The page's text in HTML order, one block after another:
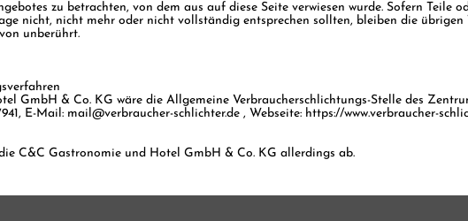
zu betrachten, von dem aus auf diese Seite verwiesen wurde. Sofern Teile
nicht, nicht mehr oder nicht vollständig entsprechen sollten, bleiben die übrigen
unberührt.
GmbH & Co. KG wäre die Allgemeine Verbraucherschlichtungs-Stelle des
E-Mail: mail@verbraucher-schlichter.de, Webseite: https://www.verbraucher-
C&C Gastronomie und Hotel GmbH & Co. KG allerdings ab.